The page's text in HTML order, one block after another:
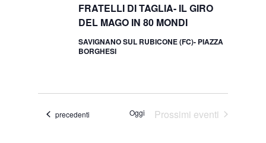
FRATELLI DI TAGLIA- IL GIRO
DEL MAGO IN 80 MONDI
SAVIGNANO SUL RUBICONE (FC)- PIAZZA
BORGHESI
Eventi
precedenti Oggi Prossimi eventi